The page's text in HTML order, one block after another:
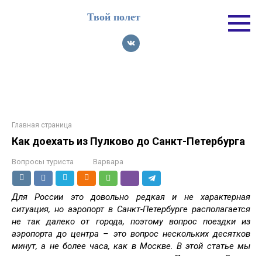
Твой полет
Главная страница
Как доехать из Пулково до Санкт-Петербурга
Вопросы туриста Варвара
Для России это довольно редкая и не характерная
ситуация, но аэропорт в Санкт-Петербурге располагается
не так далеко от города, поэтому вопрос поездки из
аэропорта до центра – это вопрос нескольких десятков
минут, а не более часа, как в Москве. В этой статье мы